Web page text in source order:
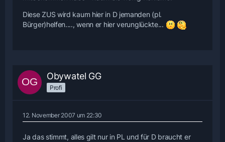
Diese ZUS wird kaum hier in D jemanden (pl.
Bürger)helfen...., wenn er hier verunglückte...
Obywatel GG
Profi
12. November 2007 um 22:30
Ja das stimmt, alles gilt nur in PL und für D braucht er